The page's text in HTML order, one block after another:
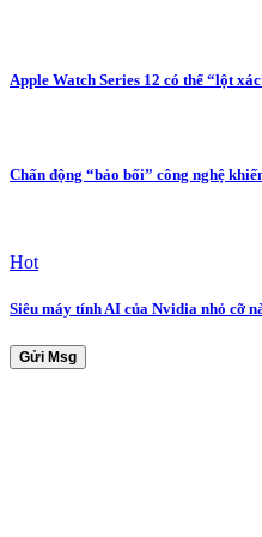
Apple Watch Series 12 có thể “lột
Chấn động “bảo bối” công nghệ
Hot
Siêu máy tính AI của Nvidia nhỏ cỡ
Gửi Msg